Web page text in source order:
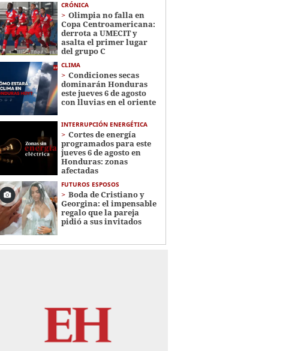
CRÓNICA
Olimpia no falla en
Copa Centroamericana:
derrota a UMECIT y
asalta el primer lugar
del grupo C
CLIMA
Condiciones secas
dominarán Honduras
este jueves 6 de agosto
con lluvias en el oriente
INTERRUPCIÓN ENERGÉTICA
Cortes de energía
programados para este
jueves 6 de agosto en
Honduras: zonas
afectadas
FUTUROS ESPOSOS
Boda de Cristiano y
Georgina: el impensable
regalo que la pareja
pidió a sus invitados